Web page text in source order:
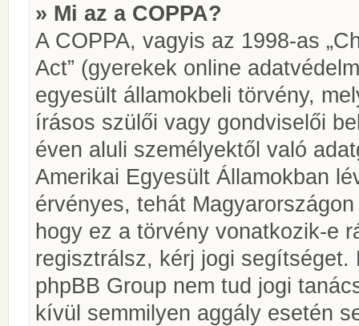
» Mi az a COPPA?
A COPPA, vagyis az 1998-as
Act” (gyerekek online
egyesült államokbeli törvény,
írásos szülői vagy gondviselői
éven aluli személyektől való
Amerikai Egyesült Államokban
érvényes, tehát
hogy ez a törvény vonatkozik-e
regisztrálsz, kérj jogi
phpBB Group nem tud jogi
kívül semmilyen aggály esetén